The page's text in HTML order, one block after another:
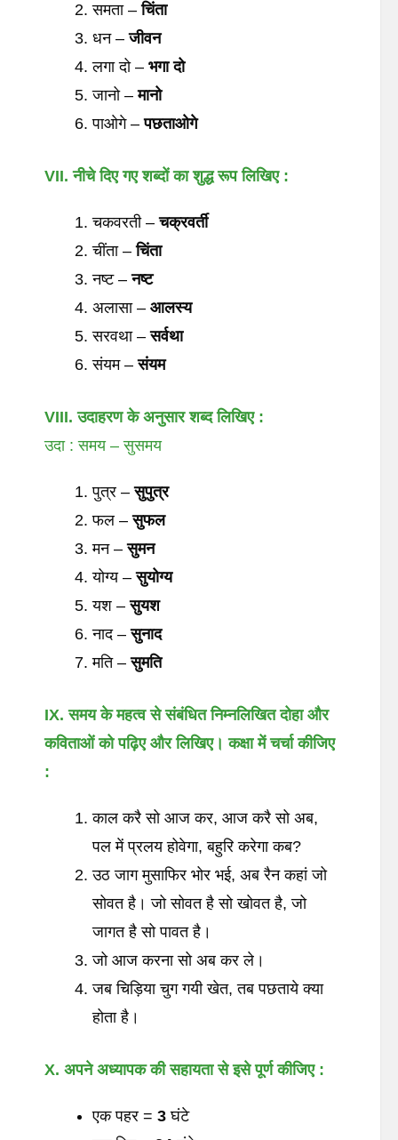
समता –चिंता
धन –जीवन
लगा दो – भगा दो
जानो –मानो
पाओगे –पछताओगे
VII.नीचे दिए गए शब्दों का शुद्ध रूप लिखिए:
चकवरती –चक्रवर्ती
चींता –चिंता
नष्ट –नष्ट
अलासा – आलस्य
सरवथा –सर्वथा
संयम –संयम
VIII.उदाहरण के अनुसार शब्द लिखिए:
उदा : समय – सुसमय
पुत्र –सुपुत्र
फल –सुफल
मन –सुमन
योग्य –सुयोग्य
यश –सुयश
नाद –सुनाद
मति –सुमति
IX. समय के महत्व से संबंधित निम्नलिखित दोहा और
कविताओं को पढ़िए और लिखिए। कक्षा में चर्चा कीजिए
:
काल करै सो आज कर, आज करै सो अब,
पल में प्रलय होवेगा, बहुरि करेगा कब?
उठ जाग मुसाफिर भोर भई, अब रैन कहां जो
सोवत है। जो सोवत है सो खोवत है, जो
जागत है सो पावत है।
जो आज करना सो अब कर ले।
जब चिड़िया चुग गयी खेत, तब पछताये क्या
होता है।
X. अपने अध्यापक की सहायता से इसे पूर्ण कीजिए:
एक पहर = 3 घंटे